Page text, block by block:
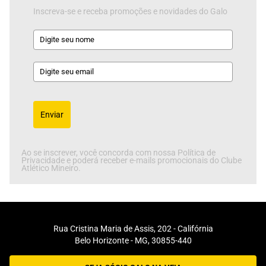
Inscreva-se e receba promoções e novidades do Galo
Enviar
Ao se inscrever, você concorda com nossa Política de
Privacidade e poderá receber e-mails promocionais do Clube
Atlético Mineiro.
Rua Cristina Maria de Assis, 202 - Califórnia
Belo Horizonte - MG, 30855-440